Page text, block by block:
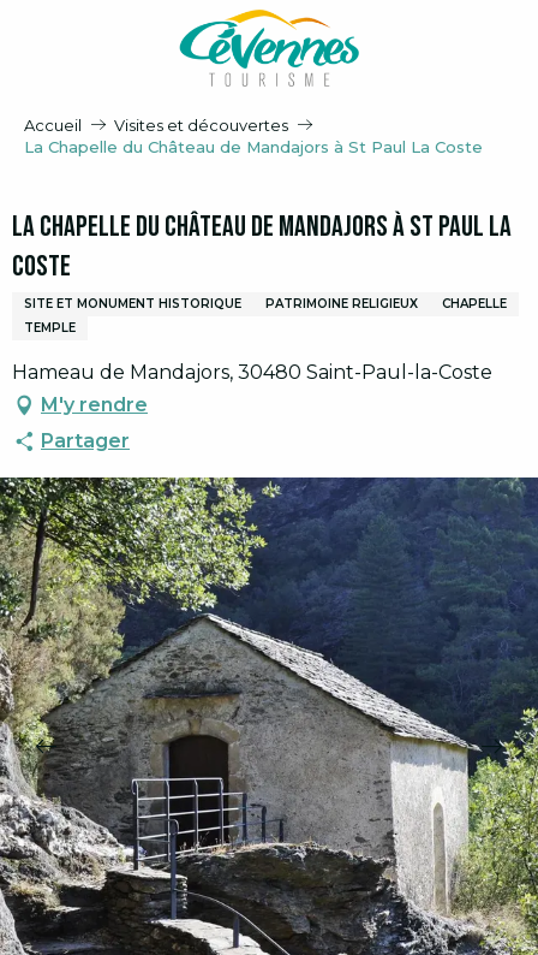
Accueil
Visites et découvertes
La Chapelle du Château de Mandajors à St Paul La Coste
La Chapelle du Château de Mandajors à St Paul La
Coste
SITE ET MONUMENT HISTORIQUE PATRIMOINE RELIGIEUX
CHAPELLE
TEMPLE
Hameau de Mandajors, 30480 Saint-Paul-la-Coste
M'y rendre
Partager